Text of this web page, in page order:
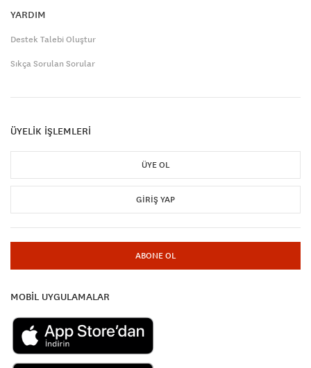
YARDIM
Destek Talebi Oluştur
Sıkça Sorulan Sorular
ÜYELİK İŞLEMLERİ
ÜYE OL
GIRIŞ YAP
ABONE OL
MOBİL UYGULAMALAR